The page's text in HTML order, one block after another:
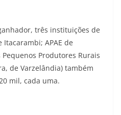
três instituições de
Itacarambi; APAE de
Produtores Rurais
de Varzelândia) também
mil, cada uma.